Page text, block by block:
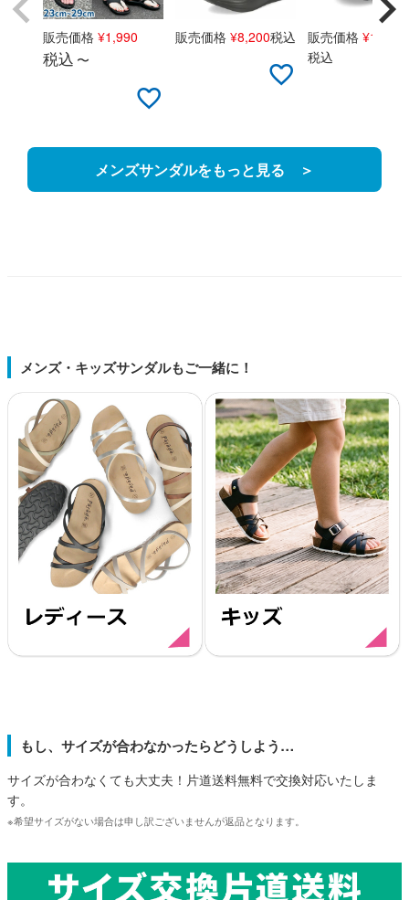
販売価格 ¥1,990
税込 〜
販売価格 ¥8,200税込 販売価格 ¥15,180
税込
メンズサンダルをもっと見る ＞
メンズ・キッズサンダルもご一緒に！
もし、サイズが合わなかったらどうしよう…
サイズが合わなくても大丈夫！片道送料無料で交換対応いたしま
す。
※希望サイズがない場合は申し訳ございませんが返品となります。